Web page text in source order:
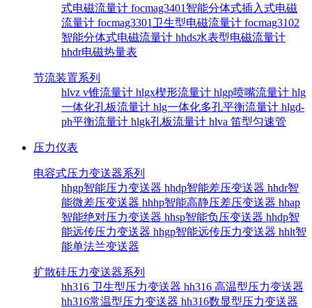
式电磁流量计 focmag3401智能分体式插入式电磁
流量计 focmag3301卫生型电磁流量计 focmag3102
智能分体式电磁流量计 hhds水表型电磁流量计
hhdr电磁热量表
节流装置系列
hlvz v锥流量计 hlgx楔形流量计 hlgp喷嘴流量计 hlg
一体化孔板流量计 hlg一体化多孔平衡流量计 hlgd-
ph平衡流量计 hlgk孔板流量计 hlva 笛型匀速管
压力仪表
电容式压力变送器系列
hhgp智能压力变送器 hhdp智能差压变送器 hhdr智
能微差压变送器 hhhp智能高静压差压变送器 hhap
智能绝对压力变送器 hhsp智能负压变送器 hhdp智
能远传压力变送器 hhgp智能远传压力变送器 hhlt智
能单法兰变送器
扩散硅压力变送器系列
hh316 卫生型压力变送器 hh316 高温型压力变送器
hh316常温型压力变送器 hh316数显型压力变送器